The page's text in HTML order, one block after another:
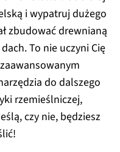
i wypatruj dużego
zbudować drewnianą
To nie uczyni Cię
do dalszego
rzemieślniczej,
czy nie, będziesz